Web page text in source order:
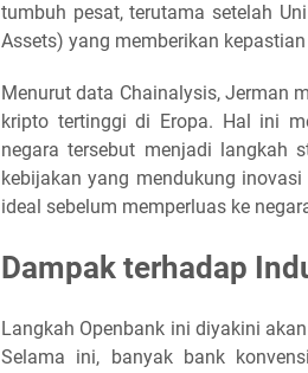
tumbuh pesat, terutama setelah
Assets) yang memberikan
Menurut data Chainalysis, Jerman
kripto tertinggi di Eropa. Hal ini
negara tersebut menjadi langkah
kebijakan yang mendukung
ideal sebelum memperluas ke
Dampak terhadap
Langkah Openbank ini diyakini
Selama ini, banyak bank